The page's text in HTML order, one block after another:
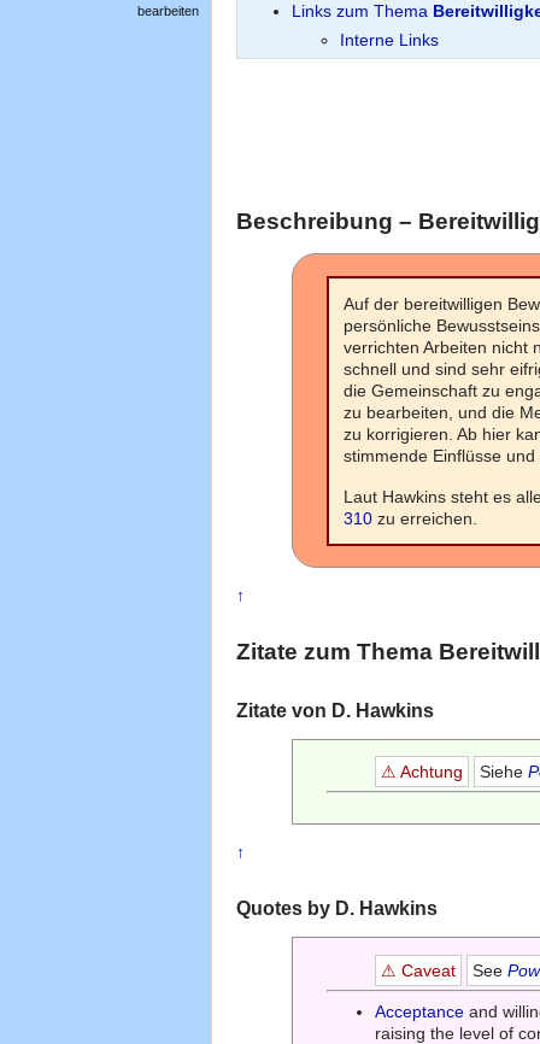
bearbeiten
Links zum Thema
Interne Links
Beschreibung –
Auf der bereitwilligen
persönliche
verrichten Arbeiten nicht
schnell und sind sehr
die Gemeinschaft zu
zu bearbeiten, und die
zu korrigieren. Ab hier
stimmende Einflüsse
Laut Hawkins steht es
310 zu erreichen.
↑
Zitate zum Thema
Zitate von D. Hawkins
⚠ Achtung Siehe
↑
Quotes by D. Hawkins
⚠ Caveat See
Acceptance and
raising the level of